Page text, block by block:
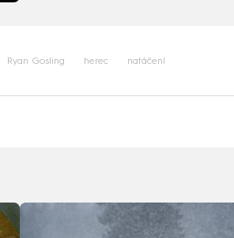
Ryan Gosling herec natáčení